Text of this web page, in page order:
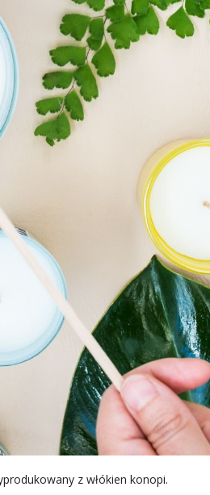
z włókien konopi.